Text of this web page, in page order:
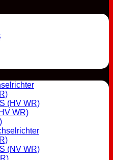
(HV WR)
WR)
(NV WR)